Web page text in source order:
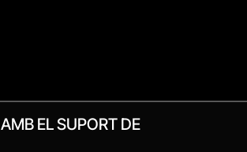
AMB EL SUPORT DE